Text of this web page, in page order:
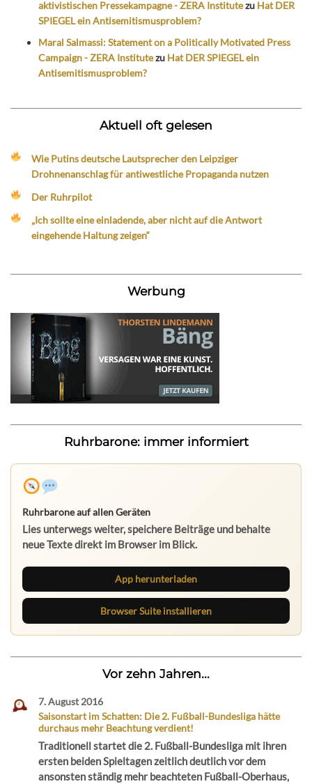
aktivistischen Pressekampagne - ZERA Institutezu Hat DER
SPIEGEL ein Antisemitismusproblem?
Maral Salmassi: Statement on a Politically Motivated Press
Campaign - ZERA Institutezu Hat DER SPIEGEL ein
Antisemitismusproblem?
Aktuell oft gelesen
Wie Putins deutsche Lautsprecher den Leipziger
Drohnenanschlag für antiwestliche Propaganda nutzen
Der Ruhrpilot
„Ich sollte eine einladende, aber nicht auf die Antwort
eingehende Haltung zeigen“
Werbung
Ruhrbarone: immer informiert
Ruhrbarone auf allen Geräten
Lies unterwegs weiter, speichere Beiträge und behalte
neue Texte direkt im Browser im Blick.
App herunterladen
Browser Suite installieren
Vor zehn Jahren...
7. August 2016
Saisonstart im Schatten: Die 2. Fußball-Bundesliga hätte
durchaus mehr Beachtung verdient!
Traditionell startet die 2. Fußball-Bundesliga mit ihren
ersten beiden Spieltagen zeitlich deutlich vor dem
ansonsten ständig mehr beachteten Fußball-Oberhaus,